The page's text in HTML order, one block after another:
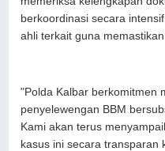
berkoordinasi secara
ahli terkait guna
​"Polda Kalbar berkomitmen
penyelewengan BBM
Kami akan terus
kasus ini secara transparan